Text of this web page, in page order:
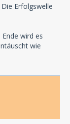
Erfolgswelle
wird es
wie